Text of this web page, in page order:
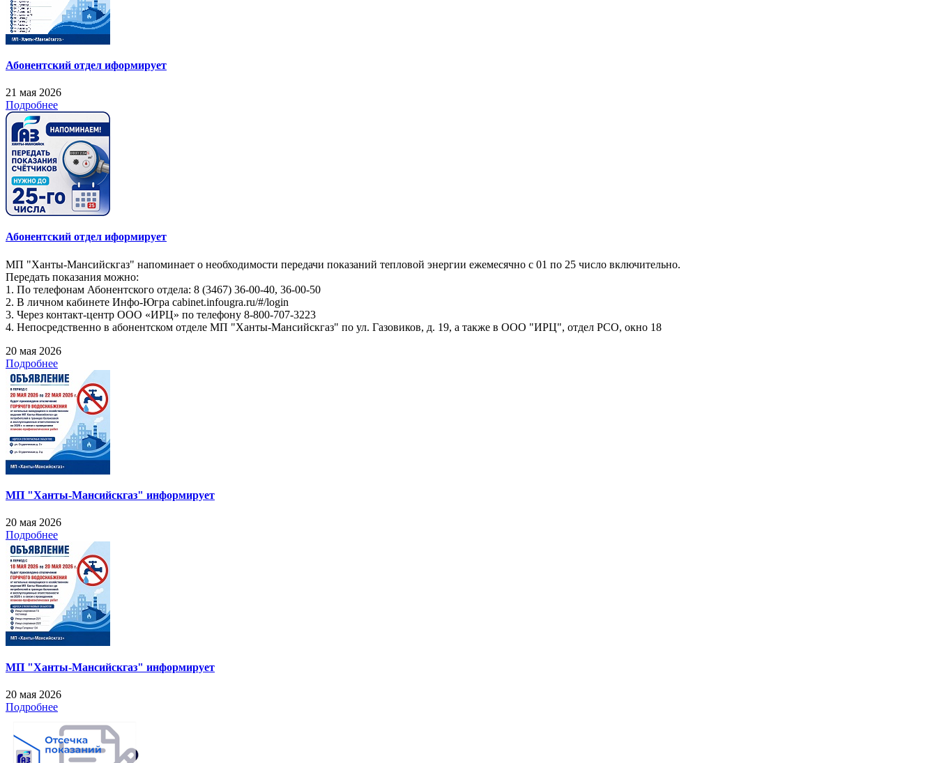
Абонентский отдел иформирует
21 мая 2026
Подробнее
Абонентский отдел иформирует
МП "Ханты-Мансийскгаз" напоминает о необходимости передачи показаний тепловой энергии ежемесячно с 01 по 25 число включительно.
Передать показания можно:
1. По телефонам Абонентского отдела: 8 (3467) 36-00-40, 36-00-50
2. В личном кабинете Инфо-Югра cabinet.infougra.ru/#/login
3. Через контакт-центр ООО «ИРЦ» по телефону 8-800-707-3223
4. Непосредственно в абонентском отделе МП "Ханты-Мансийскгаз" по ул. Газовиков, д. 19, а также в ООО "ИРЦ", отдел РСО, окно 18
20 мая 2026
Подробнее
МП "Ханты-Мансийскгаз" информирует
20 мая 2026
Подробнее
МП "Ханты-Мансийскгаз" информирует
20 мая 2026
Подробнее